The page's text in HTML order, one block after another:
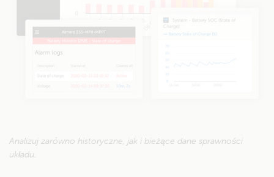
Analizuj zarówno historyczne, jak i bieżące dane sprawności
układu.